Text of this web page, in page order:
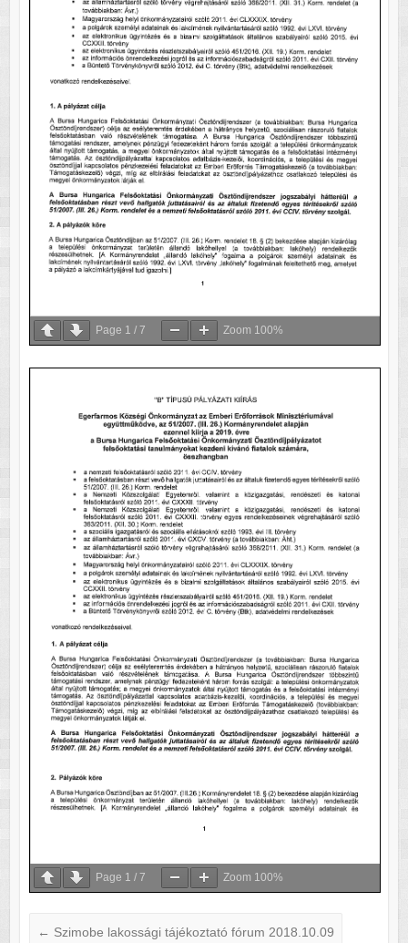
Page 1 / 7 Zoom 100%
Page 1 / 7 Zoom 100%
← Szimobe lakossági tájékoztató fórum 2018.10.09